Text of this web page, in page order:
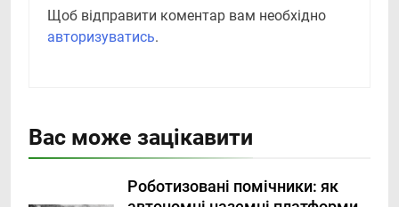
Щоб відправити коментар вам необхідно
авторизуватись.
Вас може зацікавити
Роботизовані помічники: як